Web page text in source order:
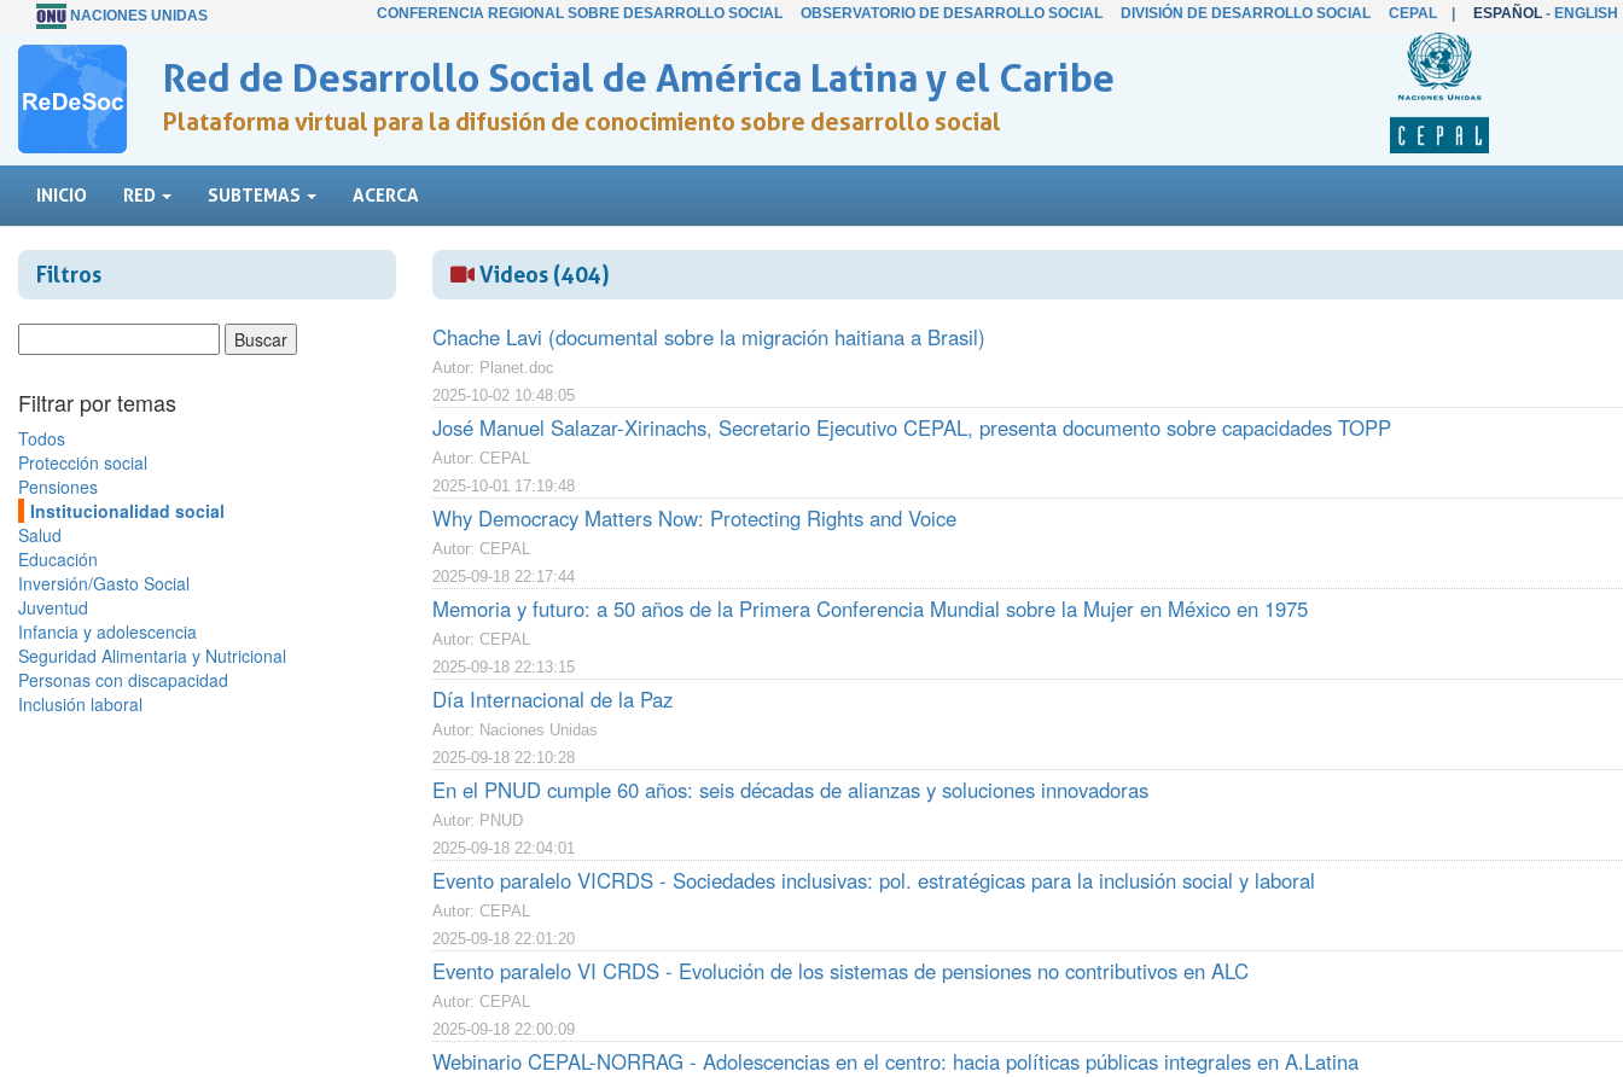
NACIONES UNIDAS CONFERENCIA REGIONAL SOBRE DESARROLLO SOCIAL OBSERVATORIO DE DESARROLLO SOCIAL DIVISIÓN DE DESARROLLO SOCIAL CEPAL| ESPAÑOL- ENGLISH
Red de Desarrollo Social de América Latina y el Caribe
Plataforma virtual para la difusión de conocimiento sobre desarrollo social
INICIO RED SUBTEMAS ACERCA
Filtros
Filtrar por temas
Todos
Protección social
Pensiones
Institucionalidad social
Salud
Educación
Inversión/Gasto Social
Juventud
Infancia y adolescencia
Seguridad Alimentaria y Nutricional
Personas con discapacidad
Inclusión laboral
Videos (404)
Chache Lavi (documental sobre la migración haitiana a Brasil)
Autor: Planet.doc
2025-10-02 10:48:05
José Manuel Salazar-Xirinachs, Secretario Ejecutivo CEPAL, presenta documento sobre capacidades TOPP
Autor: CEPAL
2025-10-01 17:19:48
Why Democracy Matters Now: Protecting Rights and Voice
Autor: CEPAL
2025-09-18 22:17:44
Memoria y futuro: a 50 años de la Primera Conferencia Mundial sobre la Mujer en México en 1975
Autor: CEPAL
2025-09-18 22:13:15
Día Internacional de la Paz
Autor: Naciones Unidas
2025-09-18 22:10:28
En el PNUD cumple 60 años: seis décadas de alianzas y soluciones innovadoras
Autor: PNUD
2025-09-18 22:04:01
Evento paralelo VICRDS - Sociedades inclusivas: pol. estratégicas para la inclusión social y laboral
Autor: CEPAL
2025-09-18 22:01:20
Evento paralelo VI CRDS - Evolución de los sistemas de pensiones no contributivos en ALC
Autor: CEPAL
2025-09-18 22:00:09
Webinario CEPAL-NORRAG - Adolescencias en el centro: hacia políticas públicas integrales en A.Latina